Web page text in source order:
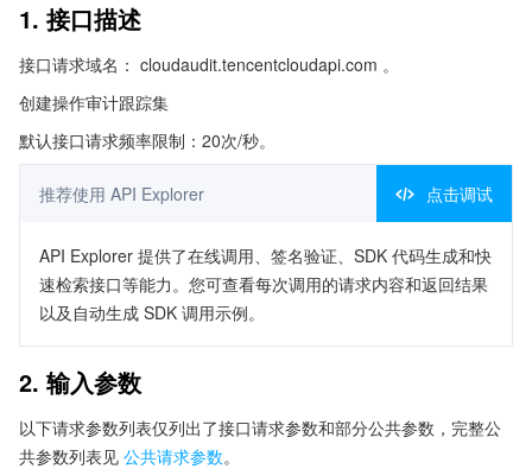
1. 接口描述
接口请求域名： cloudaudit.tencentcloudapi.com 。
创建操作审计跟踪集
默认接口请求频率限制：20次/秒。
推荐使用 API Explorer 点击调试
API Explorer 提供了在线调用、签名验证、SDK 代码生成和快
速检索接口等能力。您可查看每次调用的请求内容和返回结果
以及自动生成 SDK 调用示例。
2. 输入参数
以下请求参数列表仅列出了接口请求参数和部分公共参数，完整公
共参数列表见 公共请求参数。